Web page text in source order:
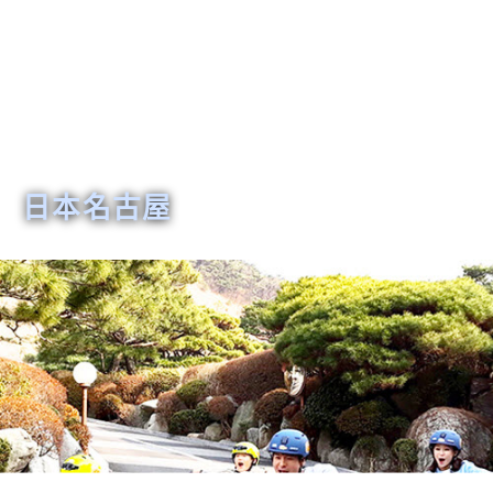
日本名古屋